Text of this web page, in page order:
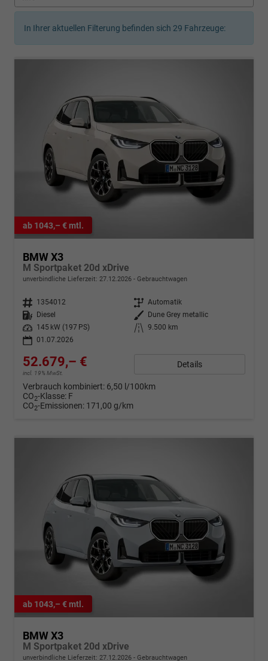
In Ihrer aktuellen Filterung befinden sich 29 Fahrzeuge:
ab 1043,– € mtl.
BMW X3
M Sportpaket 20d xDrive
unverbindliche Lieferzeit: 27.12.2026 Gebrauchtwagen
Fahrzeugnr. 1354012 Getriebe Automatik
Kraftstoff
Diesel Außenfarbe
Dune Grey metallic
Leistung
145 kW (197 PS) Kilometerstand
9.500 km
01.07.2026
52.679,– €
incl. 19% MwSt.
Details
Verbrauch kombiniert: 6,50 l/100km
CO2-Klasse: F
CO2-Emissionen: 171,00 g/km
ab 1043,– € mtl.
BMW X3
M Sportpaket 20d xDrive
unverbindliche Lieferzeit: 27.12.2026 Gebrauchtwagen